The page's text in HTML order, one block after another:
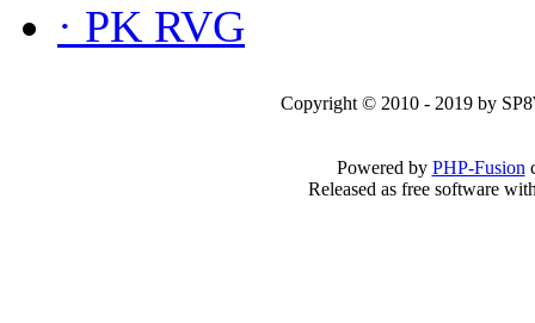
· PK RVG
Copyright © 2010 - 2019 by
Powered by PHP-Fusion
Released as free software